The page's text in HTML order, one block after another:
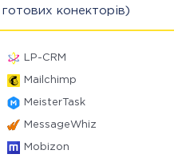
конекторів)
LP-CRM
Mailchimp
MeisterTask
MessageWhiz
Mobizon